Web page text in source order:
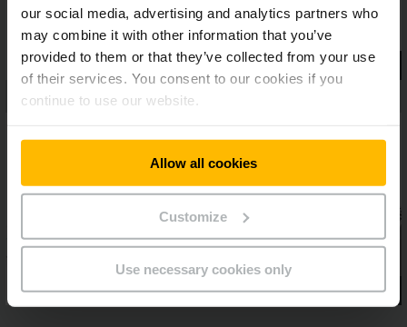
our social media, advertising and analytics partners who
may combine it with other information that you’ve
provided to them or that they’ve collected from your use
of their services. You consent to our cookies if you
continue to use our website.
Allow all cookies
Customize
Use necessary cookies only